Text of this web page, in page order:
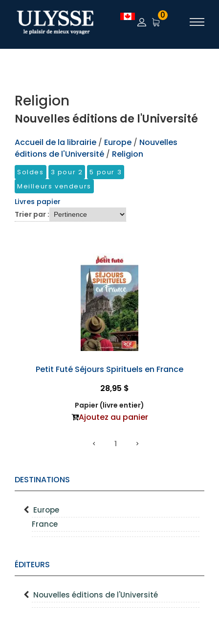
TEST 0
DESTINATIONS
Europe
France
ÉDITEURS
Nouvelles éditions de l'Université
Religion
Nouvelles éditions de l'Université
Accueil de la librairie / Europe / Nouvelles
éditions de l'Université / Religion
Soldes 3 pour 2
5 pour 3
Meilleurs vendeurs
Livres papier
Trier par :
Petit Futé Séjours Spirituels en France
28,95 $
Papier (livre entier)
Ajoutez au panier
1